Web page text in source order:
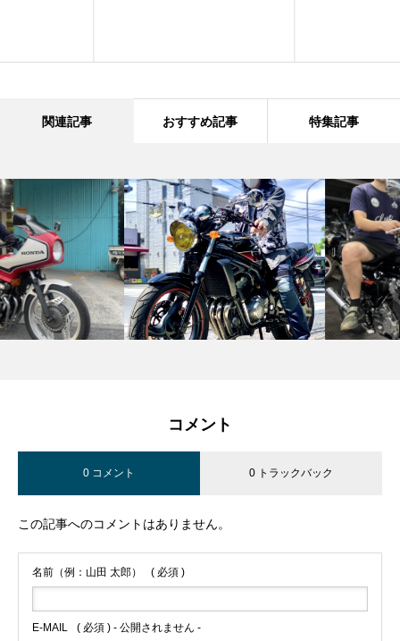
関連記事 おすすめ記事 特集記事
コメント
0 コメント 0 トラックバック
この記事へのコメントはありません。
名前（例：山田 太郎） ( 必須 )
E-MAIL ( 必須 ) - 公開されません -